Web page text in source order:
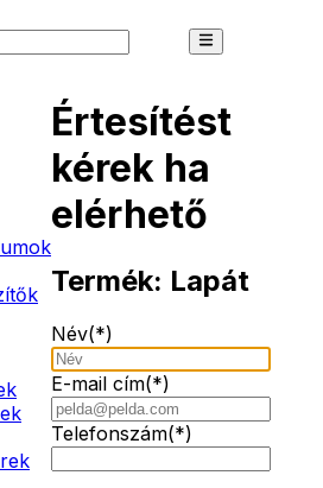
Értesítést
kérek ha
elérhető
Termék: Lapát
Név(*)
E-mail cím(*)
Telefonszám(*)